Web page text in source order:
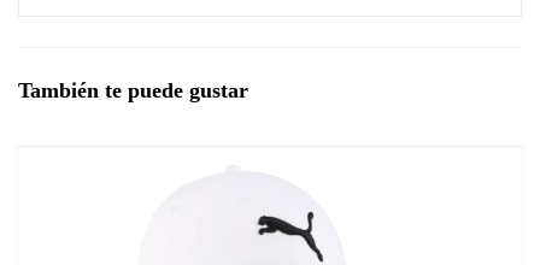
También te puede gustar